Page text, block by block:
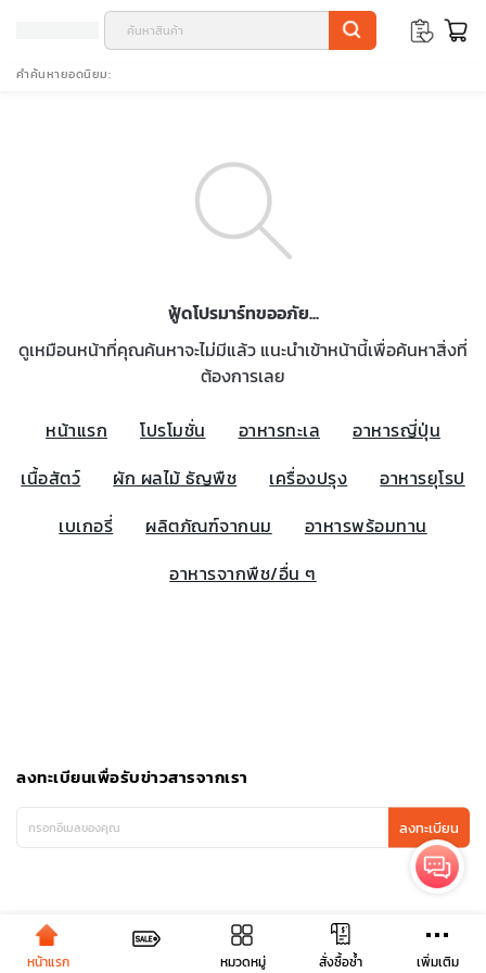
คำค้นหายอดนิยม
ฟู้ดโปรมาร์ทขออภัย...
ดูเหมือนหน้าที่คุณค้นหาจะไม่มีแล้ว แนะนำเข้าหน้านี้เพื่อค้นหาสิ่งที่
ต้องการเลย
หน้าแรก โปรโมชั่น อาหารทะเล
อาหารญี่ปุ่น
เนื้อสัตว์
ผัก ผลไม้ ธัญพืช เครื่องปรุง
อาหารยุโรป
เบเกอรี่
ผลิตภัณฑ์จากนม
อาหารพร้อมทาน
อาหารจากพืช/อื่น ๆ
ลงทะเบียนเพื่อรับข่าวสารจากเรา
ลงทะเบียน
หน้าแรก หมวดหมู่ สั่งซื้อซ้ำ เพิ่มเติม